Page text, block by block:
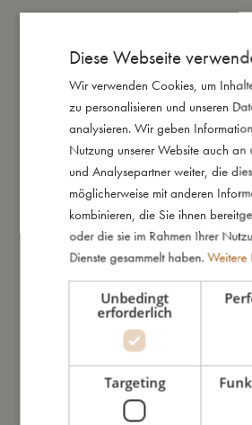
Bitte beachten: Die Flasche ist nicht
Meine besonderen Merkmale:
– Deckel mit integriertem Trinkhalm und
– Hält kalte Getränke kalt und warme
12 Stunden
– Fassungsvermögen: 350 ml
– Hergestellt aus Edelstahl und PP-Deckel
So groß bin ich
Daraus bin ich gemacht
So kannst Du mich pflegen
Diese Webseite
Wir verwenden Cookies, um
zu personalisieren und unseren
analysieren. Wir geben
Nutzung unserer Website auch an
und Analysepartner weiter, die
möglicherweise mit anderen
kombinieren, die Sie ihnen
oder die sie im Rahmen Ihrer
Dienste gesammelt haben. Weitere
Unbedingt
erforderlich
Targeting